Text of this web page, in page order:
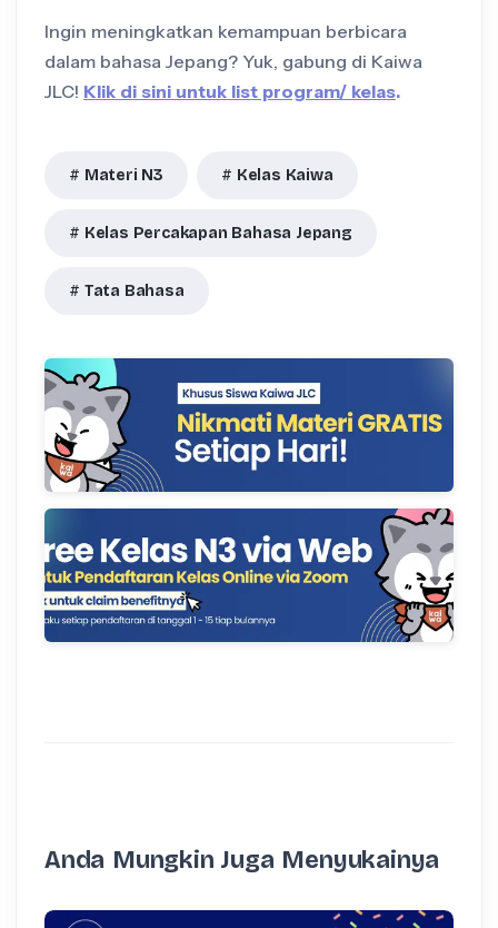
Ingin meningkatkan kemampuan berbicara
dalam bahasa Jepang? Yuk, gabung di Kaiwa
JLC! Klik di sini untuk list program/ kelas.
Materi N3 Kelas Kaiwa
Kelas Percakapan Bahasa Jepang
Tata Bahasa
Anda Mungkin Juga Menyukainya